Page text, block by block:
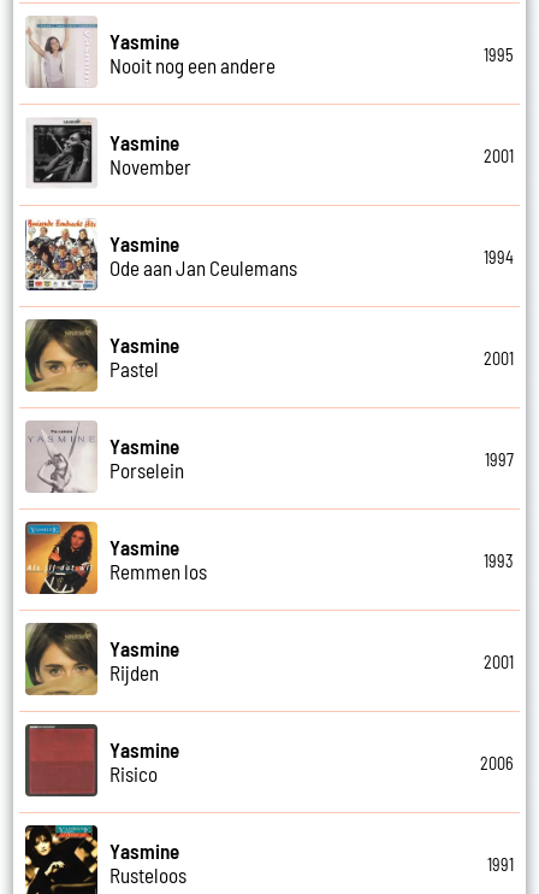
Yasmine
Nooit nog een andere
1995
Yasmine
November
2001
Yasmine
Ode aan Jan Ceulemans
1994
Yasmine
Pastel
2001
Yasmine
Porselein
1997
Yasmine
Remmen los
1993
Yasmine
Rijden
2001
Yasmine
Risico
2006
Yasmine
Rusteloos
1991